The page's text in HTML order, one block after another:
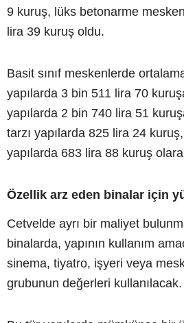
9 kuruş, lüks betonarme
lira 39 kuruş oldu.
Basit sınıf meskenlerde
yapılarda 3 bin 511 lira 70
yapılarda 2 bin 740 lira 51
tarzı yapılarda 825 lira 24
yapılarda 683 lira 88 kuruş
Özellik arz eden binalar için
Cetvelde ayrı bir maliyet
binalarda, yapının kullanım
sinema, tiyatro, işyeri veya
grubunun değerleri kullanılacak.